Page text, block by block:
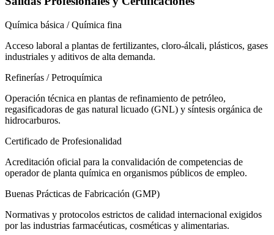
Química básica / Química fina
Acceso laboral a plantas de fertilizantes, cloro-álcali, plásticos, gases
industriales y aditivos de alta demanda.
Refinerías / Petroquímica
Operación técnica en plantas de refinamiento de petróleo,
regasificadoras de gas natural licuado (GNL) y síntesis orgánica de
hidrocarburos.
Certificado de Profesionalidad
Acreditación oficial para la convalidación de competencias de
operador de planta química en organismos públicos de empleo.
Buenas Prácticas de Fabricación (GMP)
Normativas y protocolos estrictos de calidad internacional exigidos
por las industrias farmacéuticas, cosméticas y alimentarias.